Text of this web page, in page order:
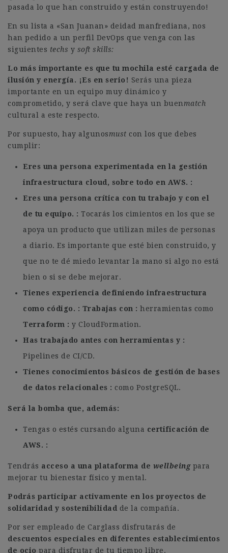
pasada lo que han construido y están construyendo!
En su lista a «San Juanan» deidad manfrediana, nos
han pedido a un perfil DevOps que venga con las
siguientes techs y soft skills:
Lo más importante es que tu mochila esté cargada de
ilusión y energía. ¡Es en serio! Serás una pieza
importante en un equipo muy dinámico y
comprometido, y será clave que haya un buen match
cultural a este respecto.
Por supuesto, hay algunosmust con los que debes
cumplir:
Eres una persona experimentada en la gestión
infraestructura cloud, sobre todo en AWS.
Eres una persona crítica con tu trabajo y con el
de tu equipo.
Tocarás los cimientos en los que se
apoya un producto que utilizan miles de personas
a diario. Es importante que esté bien construido, y
que no te dé miedo levantar la mano si algo no está
bien o si se debe mejorar.
Tienes experiencia definiendo infraestructura
como código.
Trabajas con
herramientas como
Terraform
y CloudFormation.
Has trabajado antes con herramientas y
Pipelines de CI/CD.
Tienes conocimientos básicos de gestión de bases
de datos relacionales
como PostgreSQL.
Será la bomba que, además:
Tengas o estés cursando alguna certificación de
AWS.
Tendrás acceso a una plataforma de wellbeing para
mejorar tu bienestar físico y mental.
Podrás participar activamente en los proyectos de
solidaridad y sostenibilidad de la compañía.
Por ser empleado de Carglass disfrutarás de
descuentos especiales en diferentes establecimientos
de ocio para disfrutar de tu tiempo libre.